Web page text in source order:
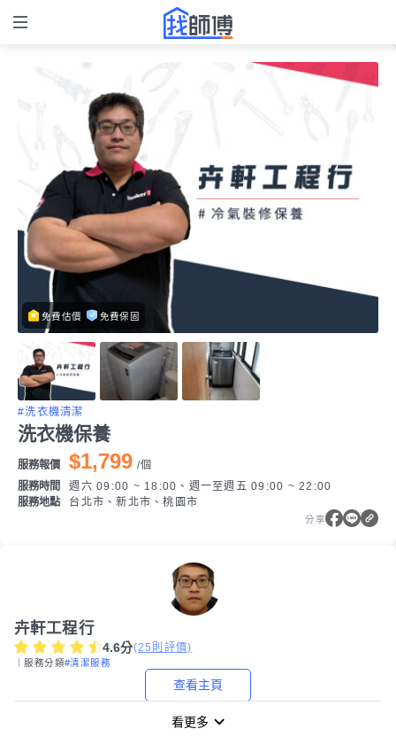
免費估價 免費保固
#洗衣機清潔
洗衣機保養
服務報價 $1,799 /個
服務時間
週六 09:00 ~ 18:00、週一至週五 09:00 ~ 22:00
服務地點
台北市、新北市、桃園市
分享
卉軒工程行
4.6分(25 則評價)
｜服務分類#清潔服務
查看主頁
看更多